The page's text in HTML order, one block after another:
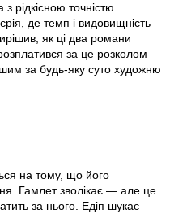
рідкісною точністю.
де темп і видовищність
як ці два романи
за це розколом
за будь-яку суто художню
на тому, що його
Гамлет зволікає — але це
за нього. Едіп шукає